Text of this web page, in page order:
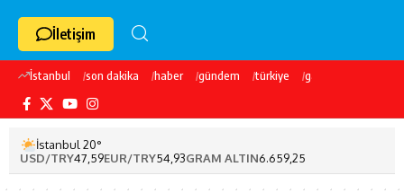
İletişim
İstanbul son dakika haber gündem türkiye galatasaray
İstanbul 20°
USD/TRY47,59EUR/TRY54,93GRAM ALTIN6.659,25